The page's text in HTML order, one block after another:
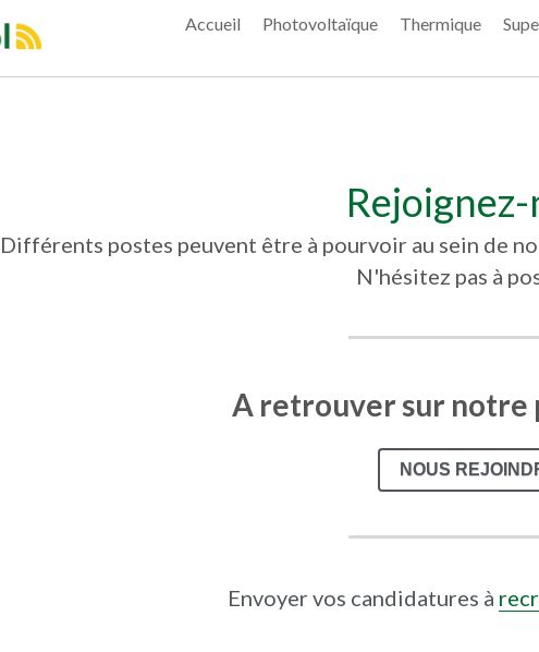
Accueil Photovoltaïque Thermique
Différents postes peuvent être à pourvoir au sein de
N'hésitez pas à
A retrouver sur notre